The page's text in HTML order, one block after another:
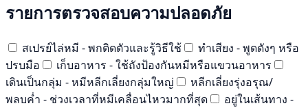
รายการตรวจสอบความปลอดภัย
สเปรย์ไล่หมี - พกติดตัวและรู้วิธีใช้
ทำเสียง - พูดดังๆ หรือ
ปรบมือ
เก็บอาหาร - ใช้ถังป้องกันหมีหรือแขวนอาหาร
เดินเป็นกลุ่ม - หมีหลีกเลี่ยงกลุ่มใหญ่
หลีกเลี่ยงรุ่งอรุณ/
พลบค่ำ - ช่วงเวลาที่หมีเคลื่อนไหวมากที่สุด
อยู่ในเส้นทาง -